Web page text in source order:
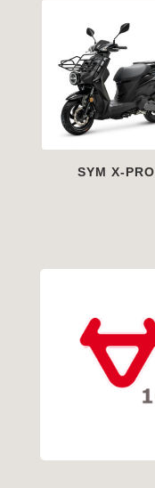
SYM X-PRO